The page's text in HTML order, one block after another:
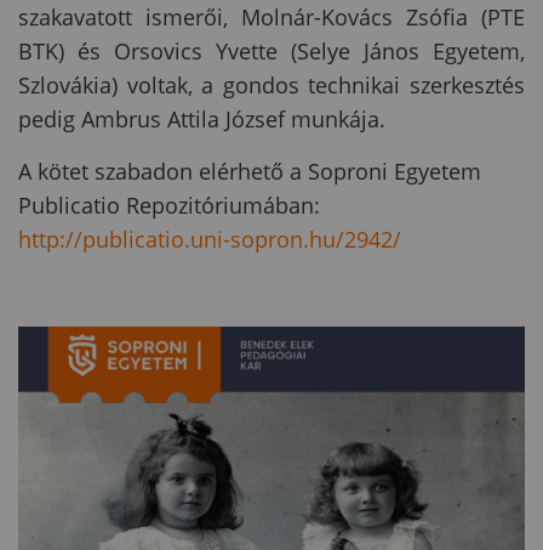
szakavatott ismerői, Molnár-Kovács Zsófia (PTE
BTK) és Orsovics Yvette (Selye János Egyetem,
Szlovákia) voltak, a gondos technikai szerkesztés
pedig Ambrus Attila József munkája.
A kötet szabadon elérhető a Soproni Egyetem
Publicatio Repozitóriumában:
http://publicatio.uni-sopron.hu/2942/